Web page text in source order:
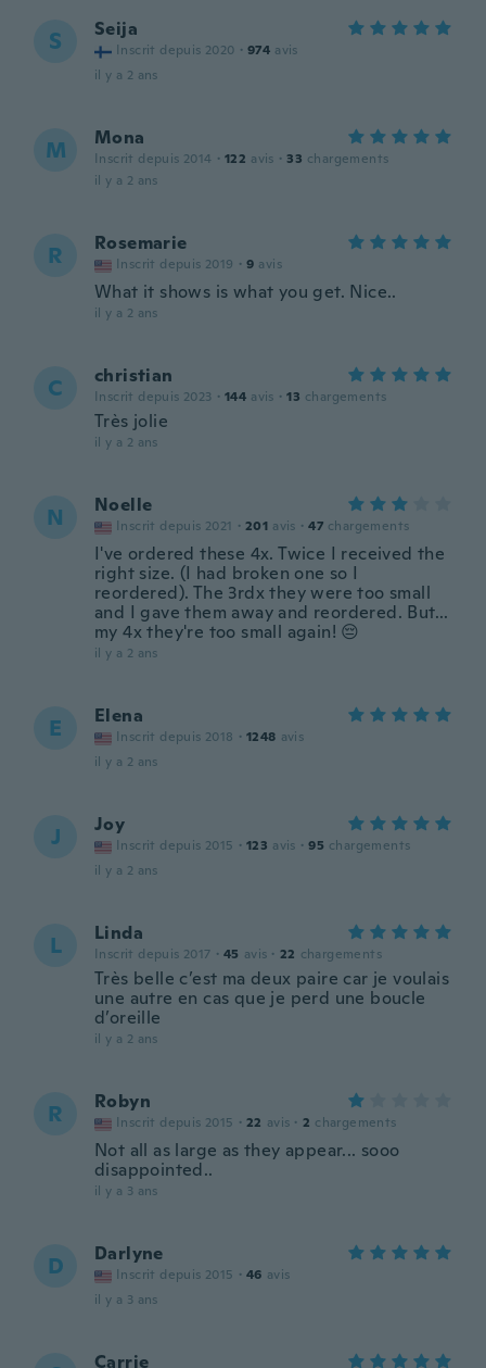
S Seija
Inscrit depuis 2020 · 974 avis
il y a 2 ans
M Mona
Inscrit depuis 2014 · 122 avis · 33 chargements
il y a 2 ans
R Rosemarie
Inscrit depuis 2019 · 9 avis
What it shows is what you get. Nice..
il y a 2 ans
C christian
Inscrit depuis 2023 · 144 avis · 13 chargements
Très jolie
il y a 2 ans
N Noelle
Inscrit depuis 2021 · 201 avis · 47 chargements
I've ordered these 4x. Twice I received the
right size. (I had broken one so I
reordered). The 3rdx they were too small
and I gave them away and reordered. But...
my 4x they're too small again! 😔
il y a 2 ans
E Elena
Inscrit depuis 2018 · 1248 avis
il y a 2 ans
J Joy
Inscrit depuis 2015 · 123 avis · 95 chargements
il y a 2 ans
L Linda
Inscrit depuis 2017 · 45 avis · 22 chargements
Très belle c’est ma deux paire car je voulais
une autre en cas que je perd une boucle
d’oreille
il y a 2 ans
R Robyn
Inscrit depuis 2015 · 22 avis · 2 chargements
Not all as large as they appear... sooo
disappointed..
il y a 3 ans
D Darlyne
Inscrit depuis 2015 · 46 avis
il y a 3 ans
Carrie